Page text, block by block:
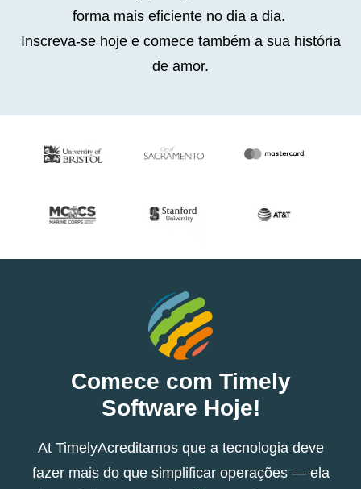
forma mais eficiente no dia a dia.
Inscreva-se hoje e comece também a sua história
de amor.
Comece com Timely
Software Hoje!
At TimelyAcreditamos que a tecnologia deve
fazer mais do que simplificar operações — ela